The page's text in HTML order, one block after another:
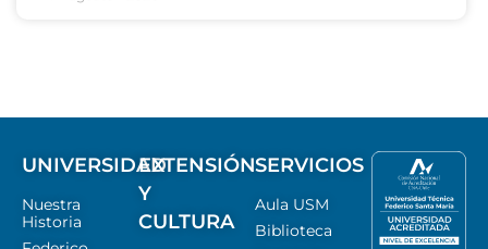
UNIVERSIDAD
Nuestra
Historia
EXTENSIÓN
Y
CULTURA
SERVICIOS
Aula USM
Biblioteca